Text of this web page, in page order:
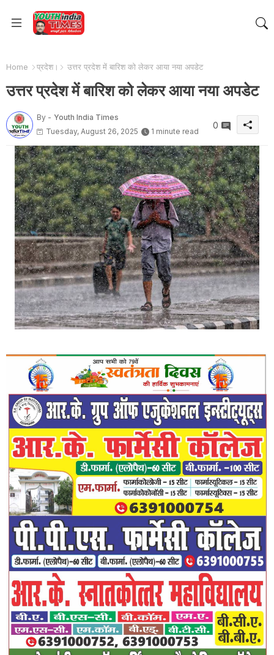
Home प्रदेश। उत्तर प्रदेश में बारिश को लेकर आया नया अपडेट
उत्तर प्रदेश में बारिश को लेकर आया नया अपडेट
By - Youth India Times
Tuesday, August 26, 2025
1 minute read
0